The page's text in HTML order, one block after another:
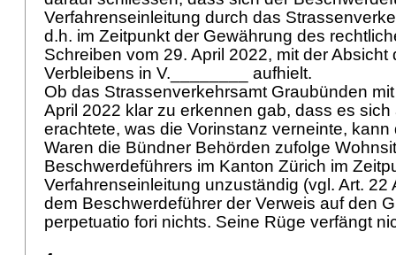
Verfahrenseinleitung durch das
d.h. im Zeitpunkt der Gewährung des
Schreiben vom 29. April 2022, mit der Absicht
Verbleibens in V.________ aufhielt.
Ob das Strassenverkehrsamt Graubünden
April 2022 klar zu erkennen gab, dass es
erachtete, was die Vorinstanz verneinte, kann
Waren die Bündner Behörden zufolge
Beschwerdeführers im Kanton Zürich im
Verfahrenseinleitung unzuständig (vgl. Art. 22
dem Beschwerdeführer der Verweis auf den
perpetuatio fori nichts. Seine Rüge verfängt